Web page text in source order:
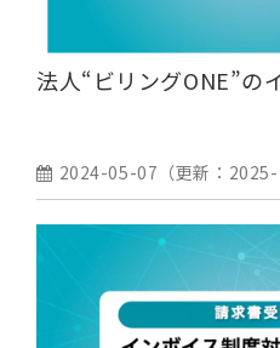
法人“ビリングONE”の
2024-05-07 （更新：